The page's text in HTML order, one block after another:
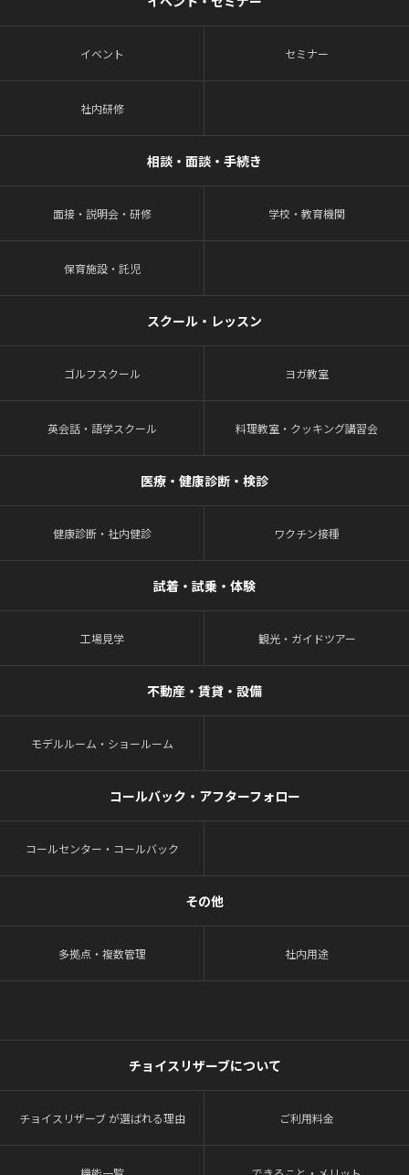
イベント セミナー
社内研修
相談・面談・手続き
面接・説明会・研修 学校・教育機関
保育施設・託児
スクール・レッスン
ゴルフスクール ヨガ教室
英会話・語学スクール 料理教室・クッキング講習会
医療・健康診断・検診
健康診断・社内健診 ワクチン接種
試着・試乗・体験
工場見学 観光・ガイドツアー
不動産・賃貸・設備
モデルルーム・ショールーム
コールバック・アフターフォロー
コールセンター・コールバック
その他
多拠点・複数管理 社内用途
チョイスリザーブについて
チョイスリザーブ が選ばれる理由 ご利用料金